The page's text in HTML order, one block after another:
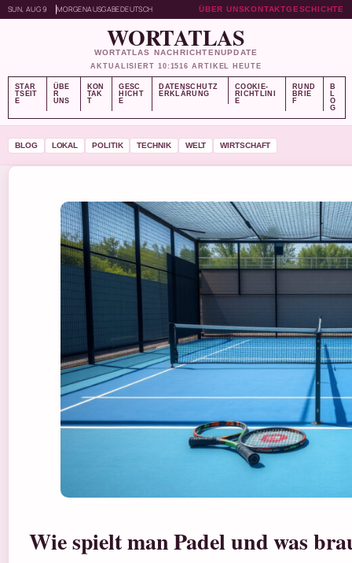
SUN, AUG 9 MORGENAUSGABEDEUTSCH ÜBER UNSKONTAKTGESCHICHTE
WORTATLAS
WORTATLAS NACHRICHTENUPDATE
AKTUALISIERT 10:1516 ARTIKEL HEUTE
STAR
TSEIT
E
ÜBE
R
UNS
KON
TAK
T
GESC
HICHT
E
DATENSCHUTZ
ERKLÄRUNG
COOKIE-
RICHTLINI
E
RUND
BRIE
F
B
L
O
G
BLOG LOKAL POLITIK TECHNIK WELT WIRTSCHAFT
Wie spielt man Padel und was